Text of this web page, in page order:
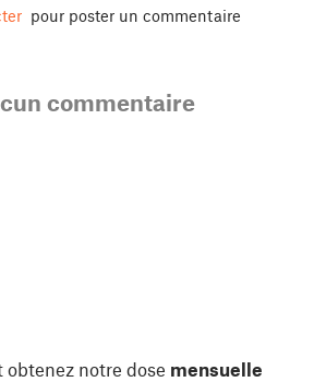
pour poster un commentaire
commentaire
obtenez notre dose mensuelle